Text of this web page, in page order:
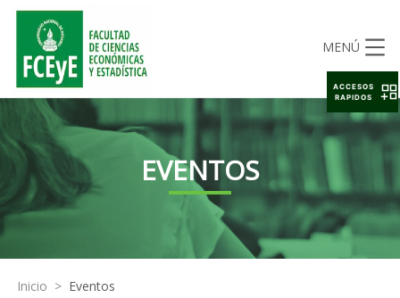
MENÚ
EVENTOS
Inicio > Eventos
ACCESOS
RAPIDOS